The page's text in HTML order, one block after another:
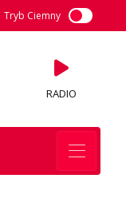
Tryb Ciemny
RADIO